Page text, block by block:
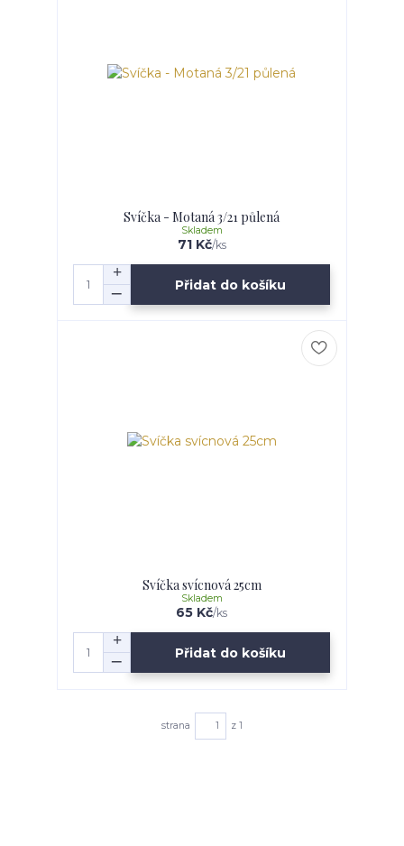
Svíčka - Motaná 3/21 půlená
71 Kč/ks
Skladem
Přidat do košíku
Svíčka svícnová 25cm
65 Kč/ks
Skladem
Přidat do košíku
strana z 1